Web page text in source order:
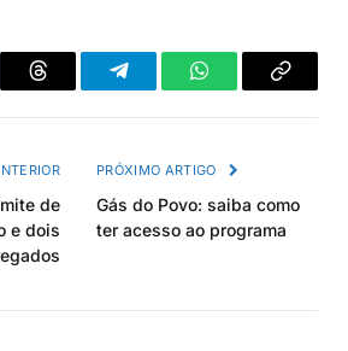
Threads TelegramWhatsAppCopiar
de
e dois
PRÓXIMO ARTIGO
Gás do Povo: saiba como
ter acesso ao programa